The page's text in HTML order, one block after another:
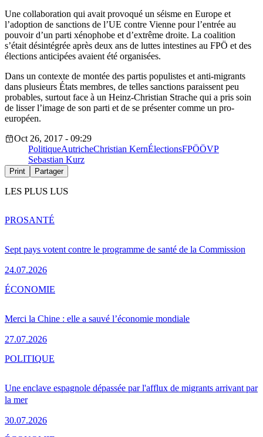
Une collaboration qui avait provoqué un séisme en Europe et
l’adoption de sanctions de l’UE contre Vienne pour l’entrée au
pouvoir d’un parti xénophobe et d’extrême droite. La coalition
s’était désintégrée après deux ans de luttes intestines au FPÖ et des
élections anticipées avaient été organisées.
Dans un contexte de montée des partis populistes et anti-migrants
dans plusieurs États membres, de telles sanctions paraissent peu
probables, surtout face à un Heinz-Christian Strache qui a pris soin
de lisser l’image de son parti et de se présenter comme un pro-
européen.
Oct 26, 2017 - 09:29
PolitiqueAutricheChristian KernÉlectionsFPÖÖVP
Sebastian Kurz
Print Partager
LES PLUS LUS
Sept pays votent contre le programme de santé de la Commission
24.07.2026
PROSANTÉ
Merci la Chine : elle a sauvé l’économie mondiale
27.07.2026
ÉCONOMIE
Une enclave espagnole dépassée par l'afflux de migrants arrivant par
la mer
30.07.2026
POLITIQUE